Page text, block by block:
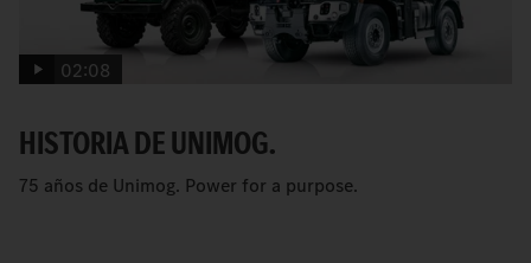
02:08
HISTORIA DE UNIMOG.
75 años de Unimog. Power for a purpose.